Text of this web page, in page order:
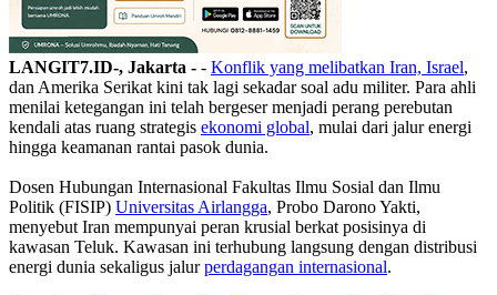
LANGIT7.ID-, Jakarta - - Konflik yang melibatkan Iran, Israel,
dan Amerika Serikat kini tak lagi sekadar soal adu militer. Para ahli
menilai ketegangan ini telah bergeser menjadi perang perebutan
kendali atas ruang strategis ekonomi global, mulai dari jalur energi
hingga keamanan rantai pasok dunia.
Dosen Hubungan Internasional Fakultas Ilmu Sosial dan Ilmu
Politik (FISIP) Universitas Airlangga, Probo Darono Yakti,
menyebut Iran mempunyai peran krusial berkat posisinya di
kawasan Teluk. Kawasan ini terhubung langsung dengan distribusi
energi dunia sekaligus jalurperdagangan internasional.